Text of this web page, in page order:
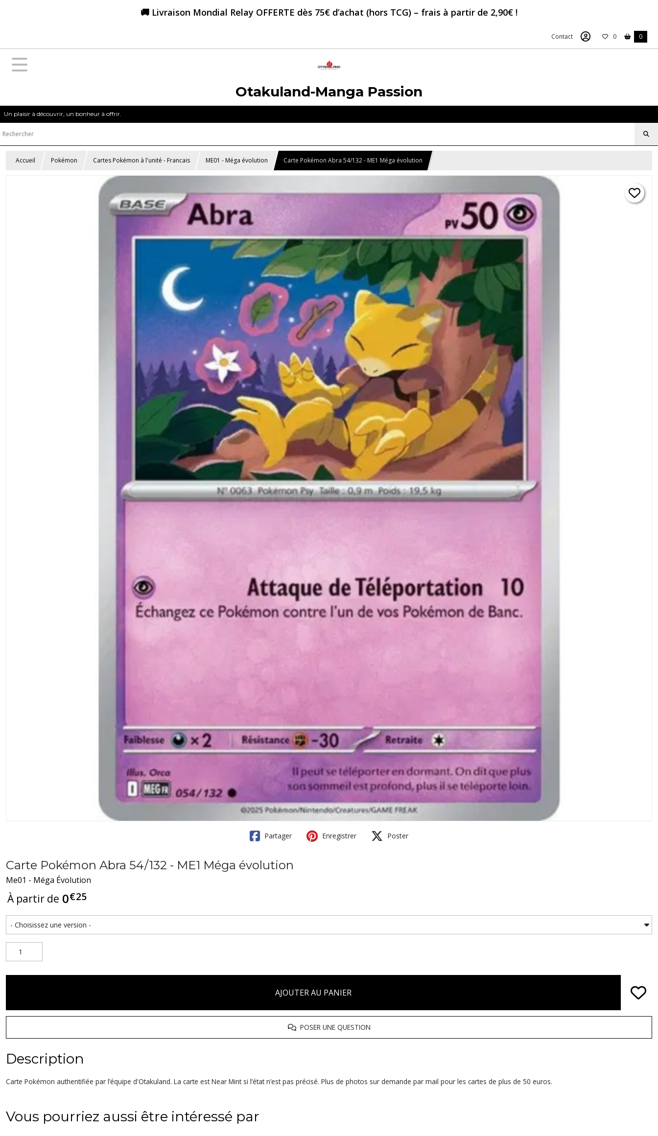
🚚 Livraison Mondial Relay OFFERTE dès 75€ d’achat (hors TCG) – frais à partir de 2,90€ !
Contact 0 0
Otakuland-Manga Passion
Un plaisir à découvrir, un bonheur à offrir.
Accueil Pokémon Cartes Pokémon à l'unité - Francais ME01 - Méga évolution Carte Pokémon Abra 54/132 - ME1 Méga évolution
Partager Enregistrer Poster
Carte Pokémon Abra 54/132 - ME1 Méga évolution
Me01 - Méga Évolution
À partir de 0€25
AJOUTER AU PANIER
POSER UNE QUESTION
Description
Carte Pokémon authentifiée par l’équipe d'Otakuland. La carte est Near Mint si l’état n’est pas précisé. Plus de photos sur demande par mail pour les cartes de plus de 50 euros.
Vous pourriez aussi être intéressé par